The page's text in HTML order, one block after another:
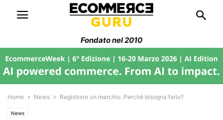
Fondato nel 2010
Home News Registrare un marchio. Perché bisogna farlo?
News